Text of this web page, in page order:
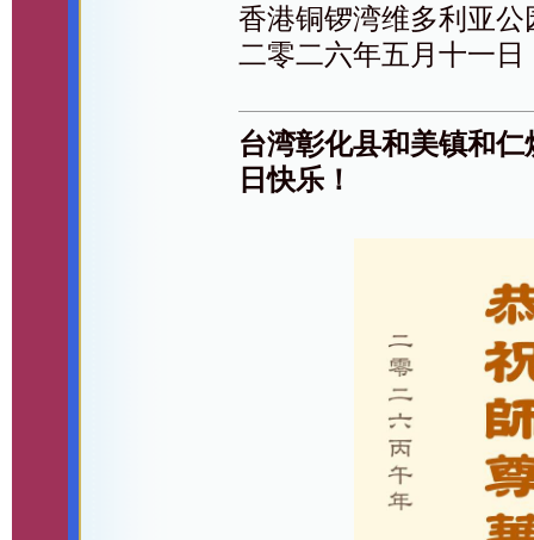
香港铜锣湾维多利亚
二零二六年五月十一日
台湾彰化县和美镇和
日快乐！